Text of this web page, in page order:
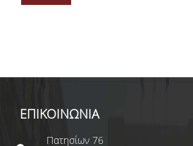
ΕΠΙΚΟΙΝΩΝΙΑ
Πατησίων 76